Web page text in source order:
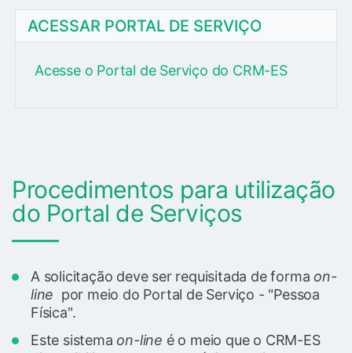
ACESSAR PORTAL DE SERVIÇO
Acesse o Portal de Serviço do CRM-ES
Procedimentos para utilização
do Portal de Serviços
A solicitação deve ser requisitada de forma on-
line por meio do Portal de Serviço - "Pessoa
Física".
Este sistema on-line é o meio que o CRM-ES